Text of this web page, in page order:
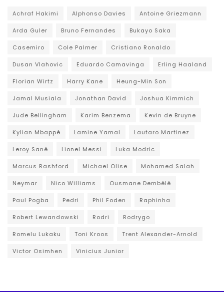
Achraf Hakimi Alphonso Davies Antoine Griezmann
Arda Guler Bruno Fernandes Bukayo Saka
Casemiro Cole Palmer Cristiano Ronaldo
Dusan Vlahovic Eduardo Camavinga Erling Haaland
Florian Wirtz Harry Kane Heung-Min Son
Jamal Musiala Jonathan David Joshua Kimmich
Jude Bellingham Karim Benzema Kevin de Bruyne
Kylian Mbappé Lamine Yamal Lautaro Martinez
Leroy Sané Lionel Messi Luka Modric
Marcus Rashford Michael Olise Mohamed Salah
Neymar Nico Williams Ousmane Dembélé
Paul Pogba Pedri Phil Foden Raphinha
Robert Lewandowski Rodri Rodrygo
Romelu Lukaku Toni Kroos Trent Alexander-Arnold
Victor Osimhen Vinicius Junior